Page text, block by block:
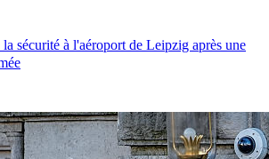
sécurité à l'aéroport de Leipzig après une